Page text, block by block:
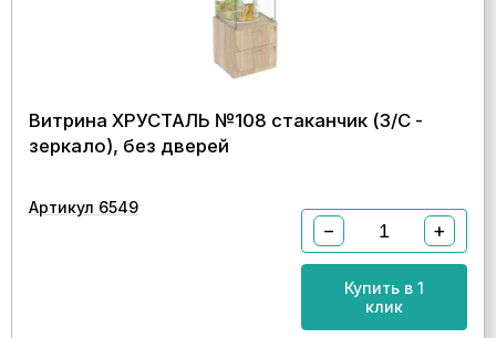
Витрина ХРУСТАЛЬ №108 стаканчик (З/C -
зеркало), без дверей
Артикул 6549
− +
Купить в 1
клик